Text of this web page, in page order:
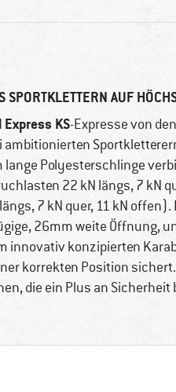
SPORTKLETTERN AUF
KS-Expresse von
ambitionierten
Polyesterschlinge
22 kN längs, 7 kN
7 kN quer, 11 kN offen).
26mm weite Öffnung,
innovativ konzipierten
korrekten Position
die ein Plus an Sicherheit